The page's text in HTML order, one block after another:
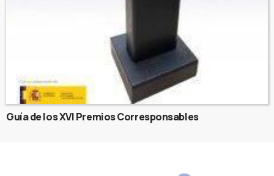
Guía de los XVI Premios Corresponsables